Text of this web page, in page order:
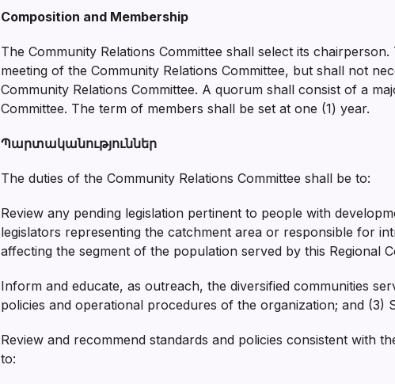
Composition and Membership
The Community Relations Committee shall select its
meeting of the Community Relations Committee, but shall not
Community Relations Committee. A quorum shall consist of a
Committee. The term of members shall be set at one (1) year.
Պարտականություններ
The duties of the Community Relations Committee shall be to:
Review any pending legislation pertinent to people with
legislators representing the catchment area or responsible for
affecting the segment of the population served by this Regional
Inform and educate, as outreach, the diversified communities
policies and operational procedures of the organization; and
Review and recommend standards and policies consistent with
to: